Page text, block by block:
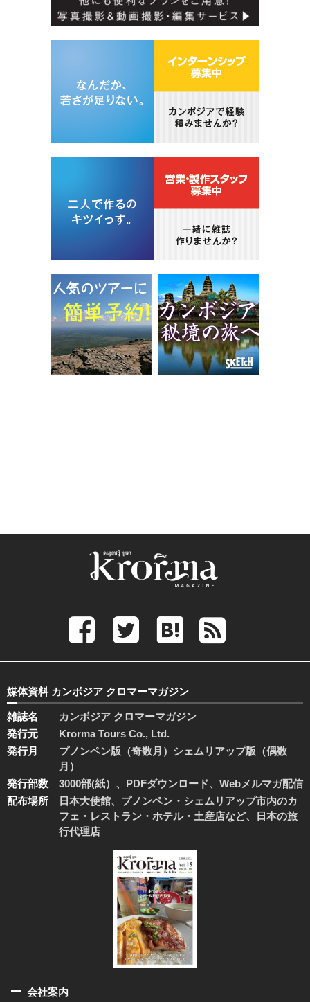
媒体資料 カンボジア クロマーマガジン
雑誌名
カンボジア クロマーマガジン
発行元
Krorma Tours Co., Ltd.
発行月
プノンペン版（奇数月）シェムリアップ版（偶数
月）
発行部数
3000部(紙）、PDFダウンロード、Webメルマガ配信
配布場所
日本大使館、プノンペン・シェムリアップ市内のカ
フェ・レストラン・ホテル・土産店など、日本の旅
行代理店
会社案内